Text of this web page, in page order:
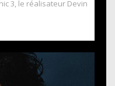
3, le réalisateur Devin